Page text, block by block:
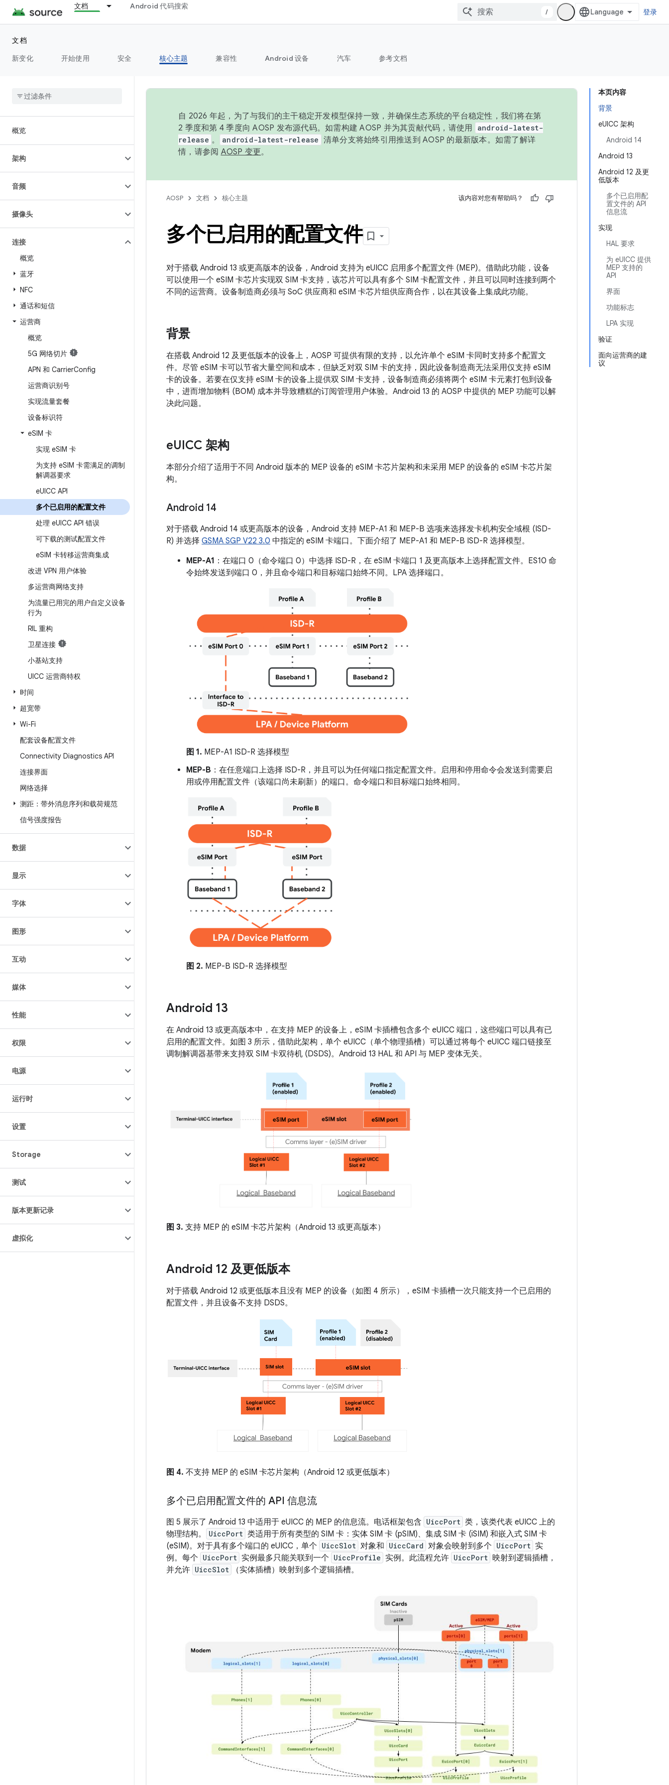
文档 Android 代码搜索
/ 登录
文档
新变化
开始使用 安全 核心主题 兼容性 Android 设备 汽车 参考文档
概览
架构
音频
摄像头
连接
概览
蓝牙
NFC
通话和短信
运营商
概览
5G 网络切片
APN 和 CarrierConfig
运营商识别号
实现流量套餐
设备标识符
eSIM 卡
实现 eSIM 卡
为支持 eSIM 卡需满足的调制
解调器要求
eUICC API
多个已启用的配置文件
处理 eUICC API 错误
可下载的测试配置文件
eSIM 卡转移运营商集成
改进 VPN 用户体验
多运营商网络支持
为流量已用完的用户自定义设备
行为
RIL 重构
卫星连接
小基站支持
UICC 运营商特权
时间
超宽带
Wi-Fi
配套设备配置文件
Connectivity Diagnostics API
连接界面
网络选择
测距：带外消息序列和载荷规范
信号强度报告
数据
显示
字体
图形
互动
媒体
性能
权限
电源
运行时
设置
Storage
测试
版本更新记录
虚拟化
本页内容
背景
eUICC 架构
Android 14
Android 13
Android 12 及更
低版本
多个已启用配
置文件的 API
信息流
实现
HAL 要求
为 eUICC 提供
MEP 支持的
API
界面
功能标志
LPA 实现
验证
面向运营商的建
议
自 2026 年起，为了与我们的主干稳定开发模型保持一致，并确保生态系统的平台稳定性，我们将在第
2 季度和第 4 季度向 AOSP 发布源代码。如需构建 AOSP 并为其贡献代码，请使用
android-latest-
release 。 android-latest-release 清单分支将始终引用推送到 AOSP 的最新版本。如需了解详
情，请参阅 AOSP 变更。
AOSP 文档 核心主题 该内容对您有帮助吗？
多个已启用的配置文件
对于搭载 Android 13 或更高版本的设备，Android 支持为 eUICC 启用多个配置文件 (MEP)。借助此功能，设备
可以使用一个 eSIM 卡芯片实现双 SIM 卡支持，该芯片可以具有多个 SIM 卡配置文件，并且可以同时连接到两个
不同的运营商。设备制造商必须与 SoC 供应商和 eSIM 卡芯片组供应商合作，以在其设备上集成此功能。
背景
在搭载 Android 12 及更低版本的设备上，AOSP 可提供有限的支持，以允许单个 eSIM 卡同时支持多个配置文
件。尽管 eSIM 卡可以节省大量空间和成本，但缺乏对双 SIM 卡的支持，因此设备制造商无法采用仅支持 eSIM
卡的设备。若要在仅支持 eSIM 卡的设备上提供双 SIM 卡支持，设备制造商必须将两个 eSIM 卡元素打包到设备
中，进而增加物料 (BOM) 成本并导致糟糕的订阅管理用户体验。Android 13 的 AOSP 中提供的 MEP 功能可以解
决此问题。
eUICC 架构
本部分介绍了适用于不同 Android 版本的 MEP 设备的 eSIM 卡芯片架构和未采用 MEP 的设备的 eSIM 卡芯片架
构。
Android 14
对于搭载 Android 14 或更高版本的设备，Android 支持 MEP-A1 和 MEP-B 选项来选择发卡机构安全域根 (ISD-
R) 并选择 GSMA SGP V22 3.0 中指定的 eSIM 卡端口。下面介绍了 MEP-A1 和 MEP-B ISD-R 选择模型。
MEP-A1 ：在端口 0（命令端口 0）中选择 ISD-R，在 eSIM 卡端口 1 及更高版本上选择配置文件。ES10 命
令始终发送到端口 0，并且命令端口和目标端口始终不同。LPA 选择端口。
图 1. MEP-A1 ISD-R 选择模型
MEP-B ：在任意端口上选择 ISD-R，并且可以为任何端口指定配置文件。启用和停用命令会发送到需要启
用或停用配置文件（该端口尚未刷新）的端口。命令端口和目标端口始终相同。
图 2. MEP-B ISD-R 选择模型
Android 13
在 Android 13 或更高版本中，在支持 MEP 的设备上，eSIM 卡插槽包含多个 eUICC 端口，这些端口可以具有已
启用的配置文件。如图 3 所示，借助此架构，单个 eUICC（单个物理插槽）可以通过将每个 eUICC 端口链接至
调制解调器基带来支持双 SIM 卡双待机 (DSDS)。Android 13 HAL 和 API 与 MEP 变体无关。
图 3. 支持 MEP 的 eSIM 卡芯片架构（Android 13 或更高版本）
Android 12 及更低版本
对于搭载 Android 12 或更低版本且没有 MEP 的设备（如图 4 所示），eSIM 卡插槽一次只能支持一个已启用的
配置文件，并且设备不支持 DSDS。
图 4. 不支持 MEP 的 eSIM 卡芯片架构（Android 12 或更低版本）
多个已启用配置文件的 API 信息流
图 5 展示了 Android 13 中适用于 eUICC 的 MEP 的信息流。电话框架包含 UiccPort 类，该类代表 eUICC 上的
物理结构。
UiccPort 类适用于所有类型的 SIM 卡：实体 SIM 卡 (pSIM)、集成 SIM 卡 (iSIM) 和嵌入式 SIM 卡
(eSIM)。对于具有多个端口的 eUICC，单个 UiccSlot 对象和 UiccCard 对象会映射到多个 UiccPort 实
例。每个 UiccPort 实例最多只能关联到一个 UiccProfile 实例。此流程允许 UiccPort 映射到逻辑插槽，
并允许 UiccSlot （实体插槽）映射到多个逻辑插槽。